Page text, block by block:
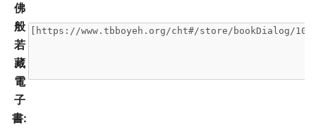
佛
般
若
藏
電
子
書: